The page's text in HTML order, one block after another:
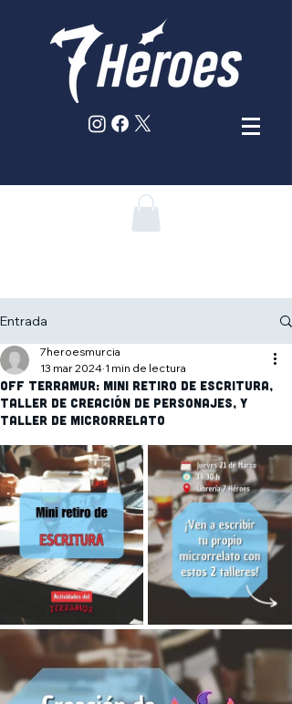
Entrada
Off Terramur: Mini retiro de escritura,
Taller de Creación de personajes, y
Taller de Microrrelato
7heroesmurcia
13 mar 2024 1 min de lectura